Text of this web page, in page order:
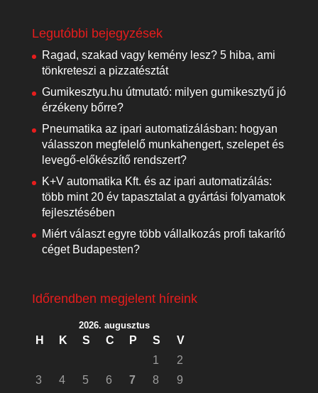
Legutóbbi bejegyzések
Ragad, szakad vagy kemény lesz? 5 hiba, ami
tönkreteszi a pizzatésztát
Gumikesztyu.hu útmutató: milyen gumikesztyű jó
érzékeny bőrre?
Pneumatika az ipari automatizálásban: hogyan
válasszon megfelelő munkahengert, szelepet és
levegő-előkészítő rendszert?
K+V automatika Kft. és az ipari automatizálás:
több mint 20 év tapasztalat a gyártási folyamatok
fejlesztésében
Miért választ egyre több vállalkozás profi takarító
céget Budapesten?
Időrendben megjelent híreink
2026. augusztus
H K S C P S
V
1
2
3
4 5 6 7 8
9